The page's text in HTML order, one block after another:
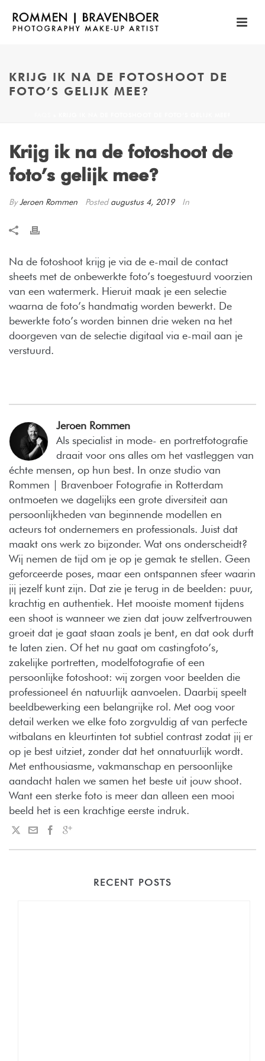
KRIJG IK NA DE FOTOSHOOT DE
FOTO’S GELIJK MEE?
Krijg ik na de fotoshoot de
foto’s gelijk mee?
By Jeroen Rommen Posted augustus 4, 2019 In
Na de fotoshoot krijg je via de e-mail de contact
sheets met de onbewerkte foto’s toegestuurd voorzien
van een watermerk. Hieruit maak je een selectie
waarna de foto’s handmatig worden bewerkt. De
bewerkte foto’s worden binnen drie weken na het
doorgeven van de selectie digitaal via e-mail aan je
verstuurd.
Jeroen Rommen
Als specialist in mode- en portretfotografie
draait voor ons alles om het vastleggen van
échte mensen, op hun best. In onze studio van
Rommen | Bravenboer Fotografie in Rotterdam
ontmoeten we dagelijks een grote diversiteit aan
persoonlijkheden van beginnende modellen en
acteurs tot ondernemers en professionals. Juist dat
maakt ons werk zo bijzonder. Wat ons onderscheidt?
Wij nemen de tijd om je op je gemak te stellen. Geen
geforceerde poses, maar een ontspannen sfeer waarin
jij jezelf kunt zijn. Dat zie je terug in de beelden: puur,
krachtig en authentiek. Het mooiste moment tijdens
een shoot is wanneer we zien dat jouw zelfvertrouwen
groeit dat je gaat staan zoals je bent, en dat ook durft
te laten zien. Of het nu gaat om castingfoto’s,
zakelijke portretten, modelfotografie of een
persoonlijke fotoshoot: wij zorgen voor beelden die
professioneel én natuurlijk aanvoelen. Daarbij speelt
beeldbewerking een belangrijke rol. Met oog voor
detail werken we elke foto zorgvuldig af van perfecte
witbalans en kleurtinten tot subtiel contrast zodat jij er
op je best uitziet, zonder dat het onnatuurlijk wordt.
Met enthousiasme, vakmanschap en persoonlijke
aandacht halen we samen het beste uit jouw shoot.
Want een sterke foto is meer dan alleen een mooi
beeld het is een krachtige eerste indruk.
RECENT POSTS